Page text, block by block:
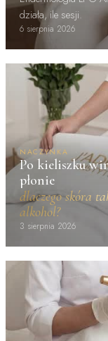
działa, ile sesji.
6 sierpnia 2026
NACZYNKA
Po kieliszku
płonie
dlaczego skóra
alkohol?
3 sierpnia 2026